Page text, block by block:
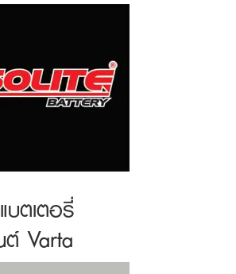
บตเตอรี่
Varta